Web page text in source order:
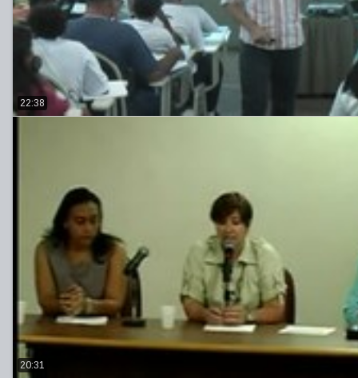
22:38
20:31